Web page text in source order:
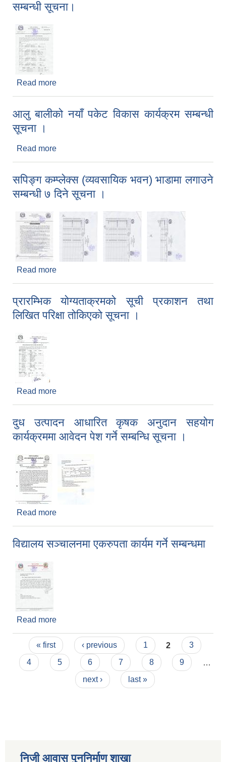
सम्बन्धी सूचना।
Read more
आलु बालीको नयाँ पकेट विकास कार्यक्रम सम्बन्धी
सूचना ।
Read more
सपिङ्ग कम्प्लेक्स (व्यवसायिक भवन) भाडामा लगाउने
सम्बन्धी ७ दिने सूचना ।
Read more
प्रारम्भिक योग्यताक्रमको सूची प्रकाशन तथा
लिखित परिक्षा तोकिएको सूचना ।
Read more
दुध उत्पादन आधारित कृषक अनुदान सहयोग
कार्यक्रममा आवेदन पेश गर्ने सम्बन्धि सूचना ।
Read more
विद्यालय सञ्चालनमा एकरुपता कार्यम गर्ने सम्बन्धमा
Read more
Pages
« first ‹ previous 1 2
3
4
5 6 7 8 9
next ›
last »
निजी आवास पुननिर्माण शाखा